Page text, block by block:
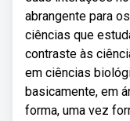
abrangente para
ciências que
contraste às
em ciências
basicamente, em
forma, uma vez